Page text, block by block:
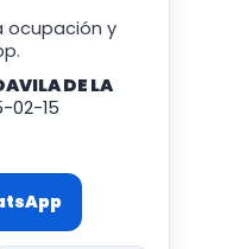
ocupación y
DE LA
02-15